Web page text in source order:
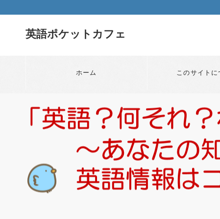
英語ポケットカフェ
ホーム このサイトに